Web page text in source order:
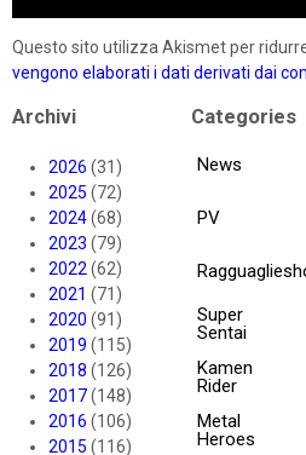
Questo sito utilizza Akismet per
vengono elaborati i dati derivati dai
Archivi
2026 (31)
2025 (72)
2024(68)
2023 (79)
2022(62)
2021 (71)
2020 (91)
2019 (115)
2018 (126)
2017(148)
2016 (106)
2015 (116)
Categories
News
PV
Super
Sentai
Kamen
Rider
Metal
Heroes